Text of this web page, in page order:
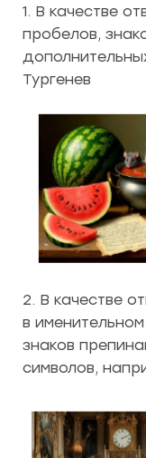
1. В качестве
пробелов,
Тургенев
2. В качестве
в
знаков
символов,